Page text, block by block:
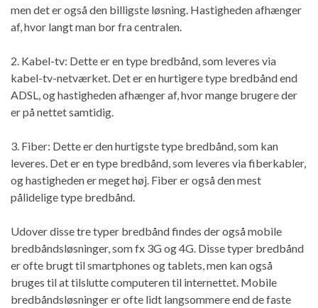
men det er også den billigste løsning. Hastigheden afhænger
af, hvor langt man bor fra centralen.
2. Kabel-tv: Dette er en type bredbånd, som leveres via
kabel-tv-netværket. Det er en hurtigere type bredbånd end
ADSL, og hastigheden afhænger af, hvor mange brugere der
er på nettet samtidig.
3. Fiber: Dette er den hurtigste type bredbånd, som kan
leveres. Det er en type bredbånd, som leveres via fiberkabler,
og hastigheden er meget høj. Fiber er også den mest
pålidelige type bredbånd.
Udover disse tre typer bredbånd findes der også mobile
bredbåndsløsninger, som fx 3G og 4G. Disse typer bredbånd
er ofte brugt til smartphones og tablets, men kan også
bruges til at tilslutte computeren til internettet. Mobile
bredbåndsløsninger er ofte lidt langsommere end de faste